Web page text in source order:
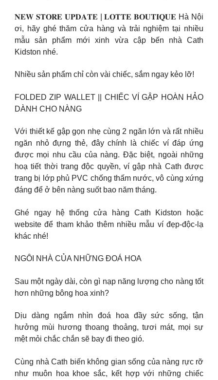
𝐍𝐄𝐖 𝐒𝐓𝐎𝐑𝐄 𝐔𝐏𝐃𝐀𝐓𝐄 | 𝐋𝐎𝐓𝐓𝐄 𝐁𝐎𝐔𝐓𝐈𝐐𝐔𝐄 Hà Nội
ơi, hãy ghé thăm cửa hàng và trải nghiệm tại nhiều
mẫu sản phẩm mới xinh vừa cập bến nhà Cath
Kidston nhé.
Nhiều sản phẩm chỉ còn vài chiếc, sắm ngay kẻo lỡ!
FOLDED ZIP WALLET || CHIẾC VÍ GẬP HOÀN HẢO
DÀNH CHO NÀNG
Với thiết kế gập gọn nhẹ cùng 2 ngăn lớn và rất nhiều
ngăn nhỏ đựng thẻ, đây chính là chiếc ví đáp ứng
được mọi nhu cầu của nàng. Đặc biệt, ngoài những
hoạ tiết thời trang độc quyền, ví gập nhà Cath được
trang bị lớp phủ PVC chống thấm nước, vô cùng xứng
đáng để ở bên nàng suốt bao năm tháng.
Ghé ngay hệ thống cửa hàng Cath Kidston hoặc
website để tham khảo thêm nhiều mẫu ví đẹp-độc-lạ
khác nhé!
NGÔI NHÀ CỦA NHỮNG ĐOÁ HOA
Sau một ngày dài, còn gì nạp năng lượng cho nàng tốt
hơn những bông hoa xinh?
Dịu dàng ngắm nhìn đoá hoa đầy sức sống, tận
hưởng mùi hương thoang thoảng, tươi mát, mọi sự
mệt mỏi chắc chắn sẽ bay đi theo gió.
Cùng nhà Cath biến không gian sống của nàng rực rỡ
như muôn hoa khoe sắc, kết hợp với những chiếc